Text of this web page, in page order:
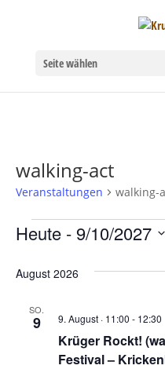
Seite wählen
walking-act
Veranstaltungen walking-
Veranstaltungen
Heute - 9/10/2027
wählen.
August 2026
SO.
9
Krüger Rockt!
Festival –
9. August · 11:00 - 12:30